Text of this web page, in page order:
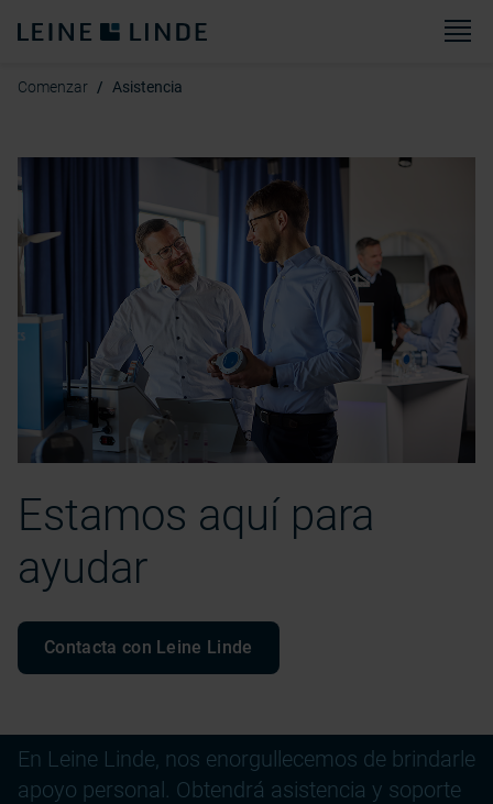
Comenzar Asistencia
Estamos aquí para
ayudar
Contacta con Leine Linde
En Leine Linde, nos enorgullecemos de brindarle
apoyo personal. Obtendrá asistencia y soporte